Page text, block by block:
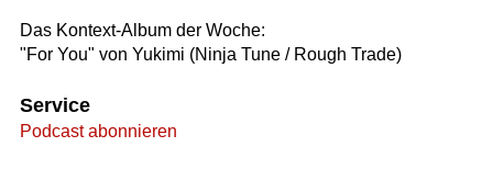
Das Kontext-Album der Woche:
"For You" von Yukimi (Ninja Tune / Rough Trade)
Service
Podcast abonnieren